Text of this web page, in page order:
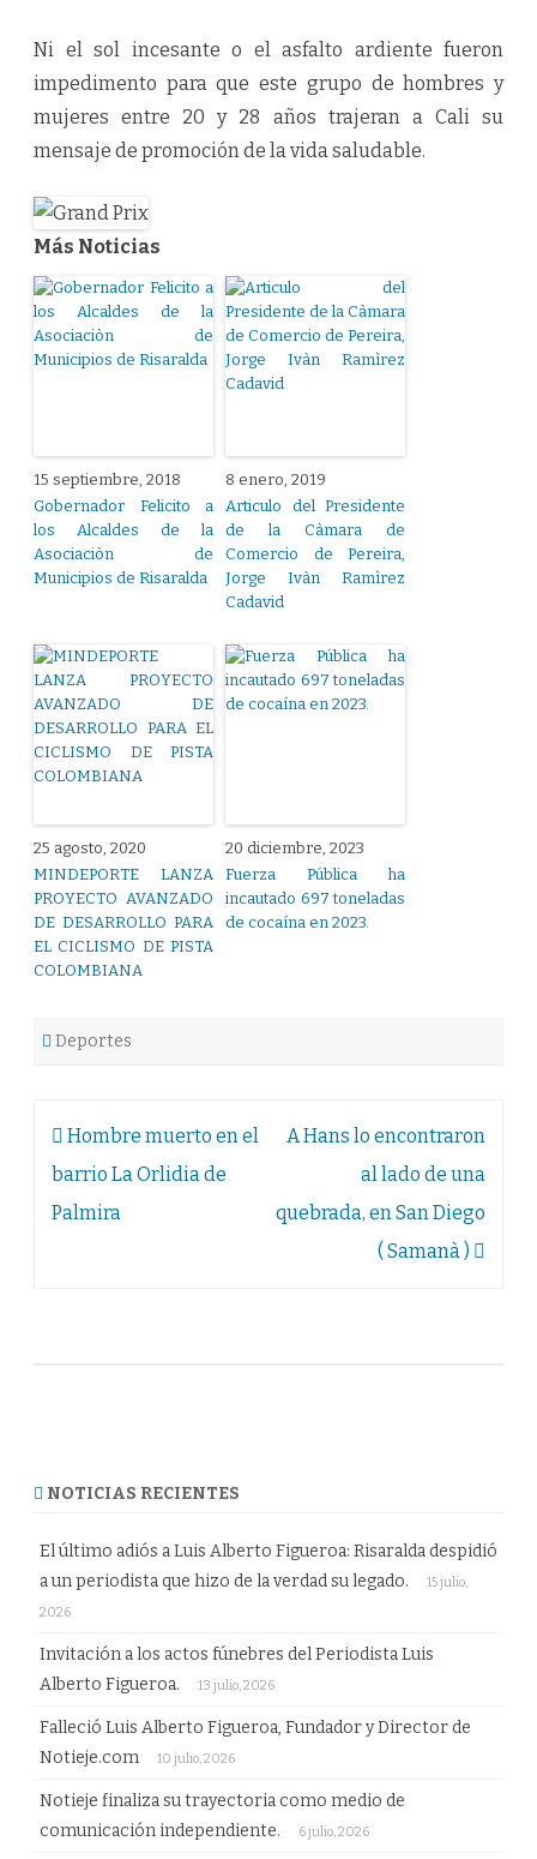
Ni el sol incesante o el asfalto ardiente fueron
impedimento para que este grupo de hombres y
mujeres entre 20 y 28 años trajeran a Cali su
mensaje de promoción de la vida saludable.
Más Noticias
15 septiembre, 2018
Gobernador Felicito a
los Alcaldes de la
Asociaciòn de
Municipios de Risaralda
8 enero, 2019
Articulo del Presidente
de la Càmara de
Comercio de Pereira,
Jorge Ivàn Ramìrez
Cadavid
25 agosto, 2020
MINDEPORTE LANZA
PROYECTO AVANZADO
DE DESARROLLO PARA
EL CICLISMO DE PISTA
COLOMBIANA
20 diciembre, 2023
Fuerza Pública ha
incautado 697 toneladas
de cocaína en 2023.
Deportes
Navegación
de
entradas
Hombre muerto en el
barrio La Orlidia de
Palmira
A Hans lo encontraron
al lado de una
quebrada, en San Diego
( Samanà )
NOTICIAS RECIENTES
El último adiós a Luis Alberto Figueroa: Risaralda despidió
a un periodista que hizo de la verdad su legado.
15 julio,
2026
Invitación a los actos fúnebres del Periodista Luis
Alberto Figueroa.
13 julio, 2026
Falleció Luis Alberto Figueroa, Fundador y Director de
Notieje.com
10 julio, 2026
Notieje finaliza su trayectoria como medio de
comunicación independiente.
6 julio, 2026